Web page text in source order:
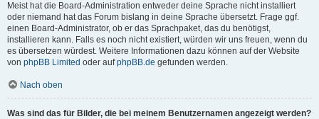
Meist hat die Board-Administration entweder deine Sprache nicht installiert
oder niemand hat das Forum bislang in deine Sprache übersetzt. Frage ggf.
einen Board-Administrator, ob er das Sprachpaket, das du benötigst,
installieren kann. Falls es noch nicht existiert, würden wir uns freuen, wenn du
es übersetzen würdest. Weitere Informationen dazu können auf der Website
von phpBB Limited oder aufphpBB.de gefunden werden.
Nach oben
Was sind das für Bilder, die bei meinem Benutzernamen angezeigt werden?